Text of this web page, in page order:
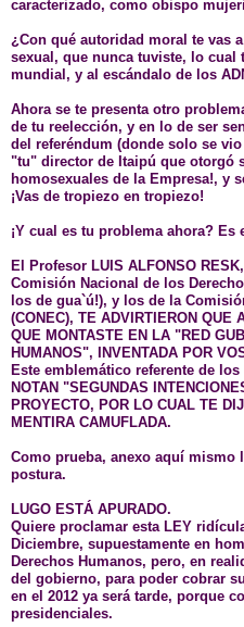
caracterizado, como obispo
¿Con qué autoridad moral te vas
sexual, que nunca tuviste, lo
mundial, y al escándalo de los
Ahora se te presenta otro
de tu reelección, y en lo de ser
del referéndum (donde solo se
"tu" director de Itaipú que otorgó
homosexuales de la Empresa!, y
¡Vas de tropiezo en tropiezo!
¡Y cual es tu problema ahora? Es
El Profesor LUIS ALFONSO
Comisión Nacional de los
los de gua`ú!), y los de la
(CONEC), TE ADVIRTIERON QUE
QUE MONTASTE EN LA "RED
HUMANOS", INVENTADA POR
Este emblemático referente de
NOTAN "SEGUNDAS
PROYECTO, POR LO CUAL TE
MENTIRA CAMUFLADA.
Como prueba, anexo aquí mismo
postura.
LUGO ESTÁ APURADO.
Quiere proclamar esta LEY
Diciembre, supuestamente en
Derechos Humanos, pero, en
del gobierno, para poder cobrar
en el 2012 ya será tarde, porque
presidenciales.